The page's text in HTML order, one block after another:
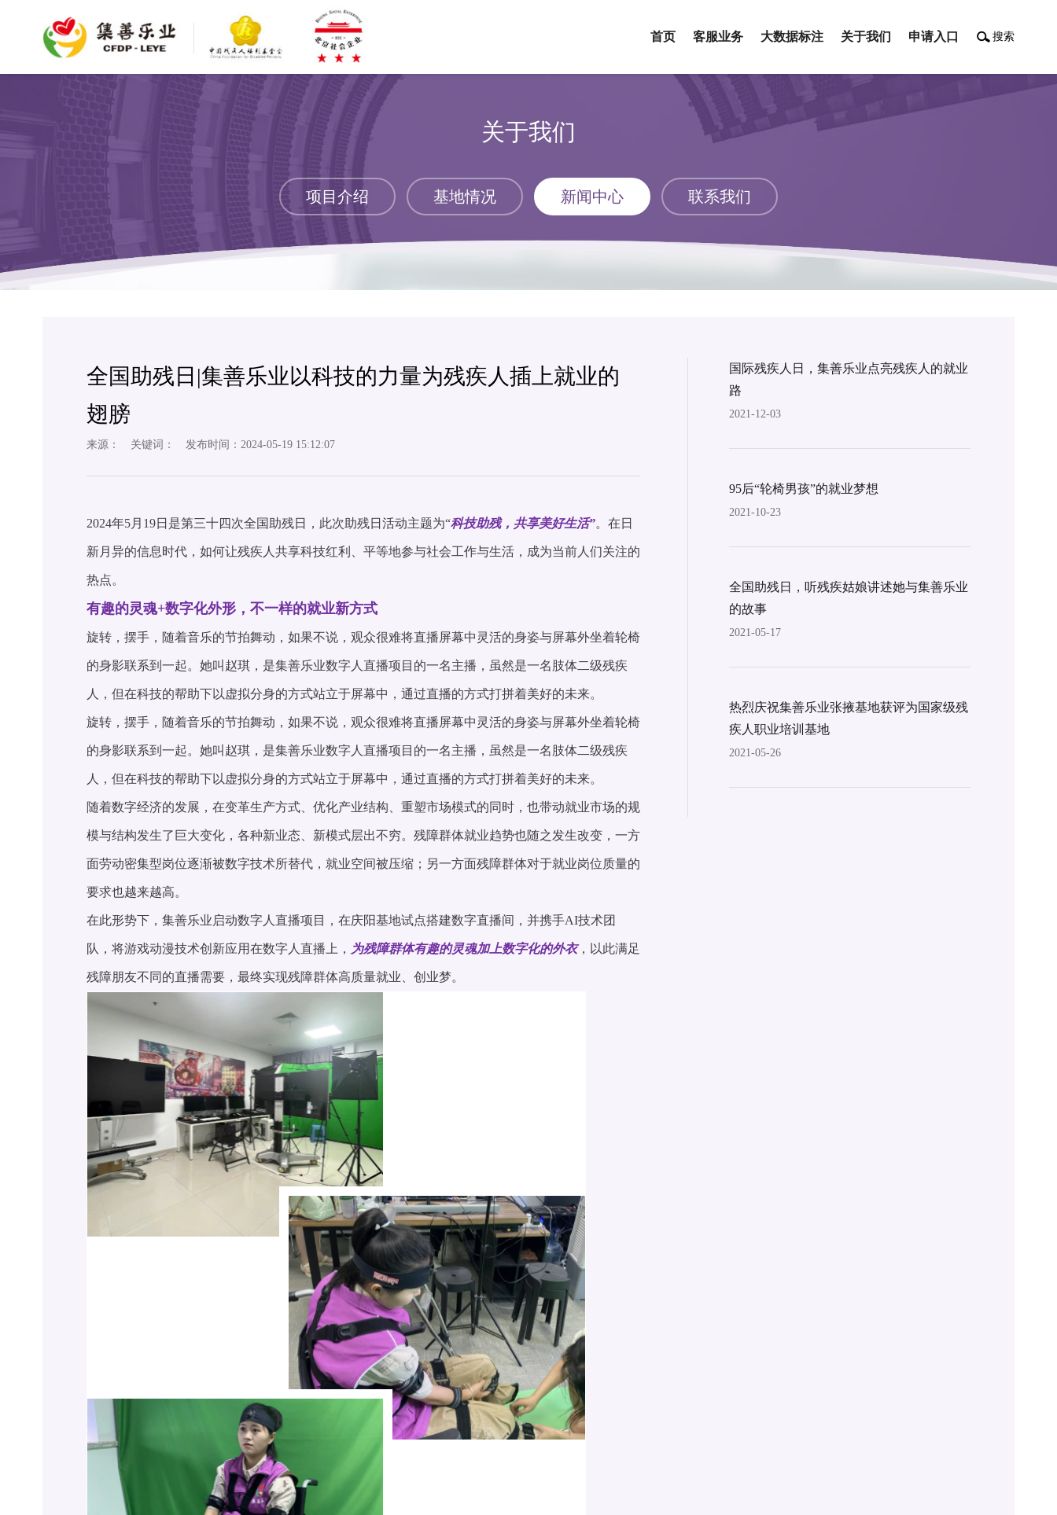
搜索
首页 客服业务 大数据标注 关于我们 申请入口
关于我们
项目介绍
项目介绍
基地情况
新闻中心
联系我们
全国助残日|集善乐业以科技的力量为残疾人插上就业的
翅膀
来源： 关键词： 发布时间：2024-05-19 15:12:07
2024年5月19日是第三十四次全国助残日，此次助残日活动主题为“科技助残，共享美好生活”。在日
新月异的信息时代，如何让残疾人共享科技红利、平等地参与社会工作与生活，成为当前人们关注的
热点。
有趣的灵魂+数字化外形，不一样的就业新方式
旋转，摆手，随着音乐的节拍舞动，如果不说，观众很难将直播屏幕中灵活的身姿与屏幕外坐着轮椅
的身影联系到一起。她叫赵琪，是集善乐业数字人直播项目的一名主播，虽然是一名肢体二级残疾
人，但在科技的帮助下以虚拟分身的方式站立于屏幕中，通过直播的方式打拼着美好的未来。
旋转，摆手，随着音乐的节拍舞动，如果不说，观众很难将直播屏幕中灵活的身姿与屏幕外坐着轮椅
的身影联系到一起。她叫赵琪，是集善乐业数字人直播项目的一名主播，虽然是一名肢体二级残疾
人，但在科技的帮助下以虚拟分身的方式站立于屏幕中，通过直播的方式打拼着美好的未来。
随着数字经济的发展，在变革生产方式、优化产业结构、重塑市场模式的同时，也带动就业市场的规
模与结构发生了巨大变化，各种新业态、新模式层出不穷。残障群体就业趋势也随之发生改变，一方
面劳动密集型岗位逐渐被数字技术所替代，就业空间被压缩；另一方面残障群体对于就业岗位质量的
要求也越来越高。
在此形势下，集善乐业启动数字人直播项目，在庆阳基地试点搭建数字直播间，并携手AI技术团
队，将游戏动漫技术创新应用在数字人直播上， 为残障群体有趣的灵魂加上数字化的外衣，以此满足
残障朋友不同的直播需要，最终实现残障群体高质量就业、创业梦。
国际残疾人日，集善乐业点亮残疾人的就业
路
2021-12-03
95后“轮椅男孩”的就业梦想
2021-10-23
全国助残日，听残疾姑娘讲述她与集善乐业
的故事
2021-05-17
热烈庆祝集善乐业张掖基地获评为国家级残
疾人职业培训基地
2021-05-26